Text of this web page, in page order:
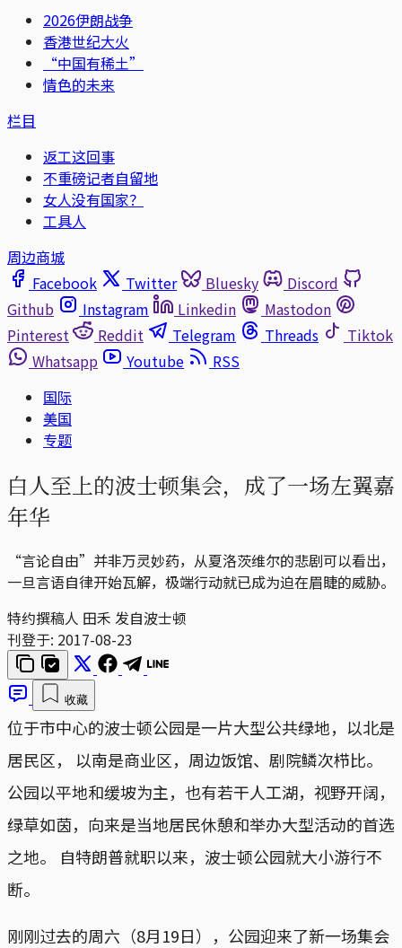
2026伊朗战争
香港世纪大火
“中国有稀土”
情色的未来
栏目
返工这回事
不重磅记者自留地
女人没有国家？
工具人
周边商城
Facebook
Twitter Bluesky
Discord
Github
Instagram Linkedin
Mastodon
Pinterest
Reddit Telegram Threads
Tiktok
Whatsapp
Youtube
RSS
国际
美国
专题
白人至上的波士顿集会，成了一场左翼嘉
年华
“言论自由”并非万灵妙药，从夏洛茨维尔的悲剧可以看出，
一旦言语自律开始瓦解，极端行动就已成为迫在眉睫的威胁。
特约撰稿人 田禾 发自波士顿
刊登于: 2017-08-23
收藏
位于市中心的波士顿公园是一片大型公共绿地，以北是
居民区， 以南是商业区，周边饭馆、剧院鳞次栉比。
公园以平地和缓坡为主，也有若干人工湖，视野开阔，
绿草如茵，向来是当地居民休憩和举办大型活动的首选
之地。 自特朗普就职以来，波士顿公园就大小游行不
断。
刚刚过去的周六（8月19日），公园迎来了新一场集会